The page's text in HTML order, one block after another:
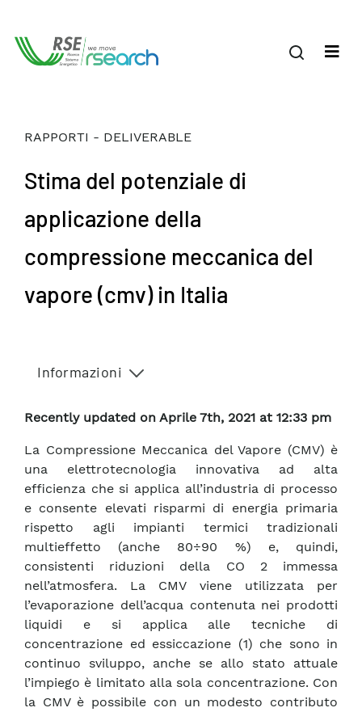
RAPPORTI - DELIVERABLE
Stima del potenziale di
applicazione della
compressione meccanica del
vapore (cmv) in Italia
Informazioni
Recently updated on Aprile 7th, 2021 at 12:33 pm
La Compressione Meccanica del Vapore (CMV) è
una elettrotecnologia innovativa ad alta
efficienza che si applica all’industria di processo
e consente elevati risparmi di energia primaria
rispetto agli impianti termici tradizionali
multieffetto (anche 80÷90 %) e, quindi,
consistenti riduzioni della CO 2 immessa
nell’atmosfera. La CMV viene utilizzata per
l’evaporazione dell’acqua contenuta nei prodotti
liquidi e si applica alle tecniche di
concentrazione ed essiccazione (1) che sono in
continuo sviluppo, anche se allo stato attuale
l’impiego è limitato alla sola concentrazione. Con
la CMV è possibile con un modesto contributo